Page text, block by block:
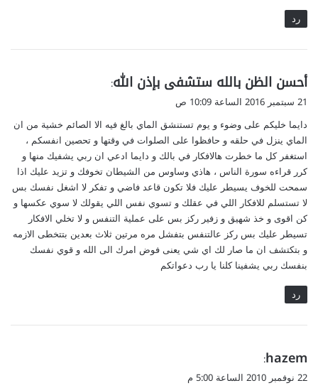
رد
ي
ق
ل
أحسن الظن بالله ستشفى بإذن الله:
21 سبتمبر 2016 الساعة 10:09 ص
دايما خليكم على وضوء و يوم تستنشق الماي بالغ فيه الا الصائم خشية من ان
الماي ينزل في حلقه و حافظوا على الصلوات في وقتها و تحصين انفسكم ،
استغفر كل ما خطرت هالافكار في بالك و دايما ادعي ان ربي يشفيك منها و
كرر قراءه سورة الناس ، هاذي وساوس من الشيطان تخوفك و تزيد عليك اذا
سمحت للخوف يسيطر عليك فلا تكون قاعد فاضي و تفكر لا اشغل نفسك بس
لا تستسلم للافكار اللي في عقلك و تسوي نفس اللي يقولك لا سوي عكسها و
كن اقوى و خذ شهيق و زفير ركز بس على عملية التنفس و لا تخلي الافكار
تسيطر عليك بس ركز عالتنفس بتفشل مره مرتين ثلاث بعدين بتتخطى الازمه
و بتكتشف ان ما صار لك اي شي يعنى فوض امرك الى الله و قوي نفسك
بنفسك ربي يشفينا كلنا يا رب دعواتكم
رد
ي
ق
hazem
:
22 نوفمبر 2010 الساعة 5:00 م